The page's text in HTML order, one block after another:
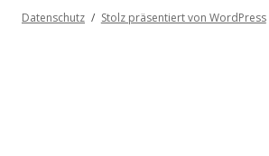
Datenschutz Stolz präsentiert von WordPress